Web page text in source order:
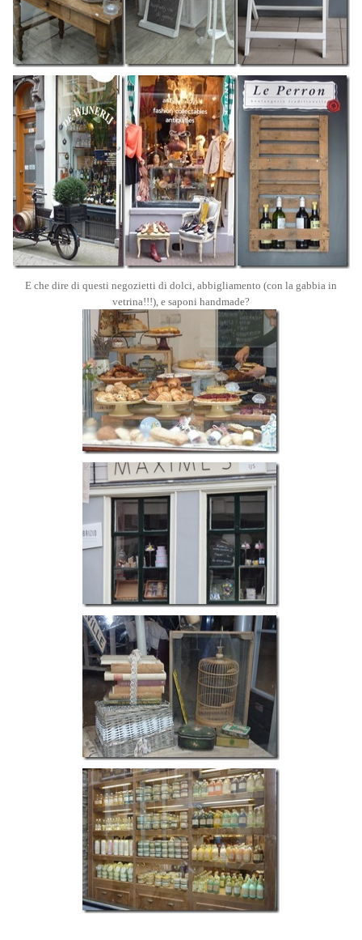
E che dire di questi negozietti di dolci, abbigliamento (con la gabbia in
vetrina!!!), e saponi handmade?